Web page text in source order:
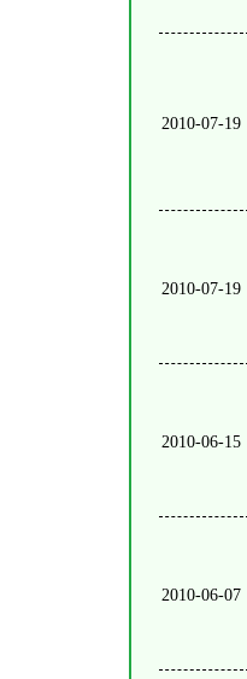
2010-07-19
2010-07-19
2010-06-15
2010-06-07